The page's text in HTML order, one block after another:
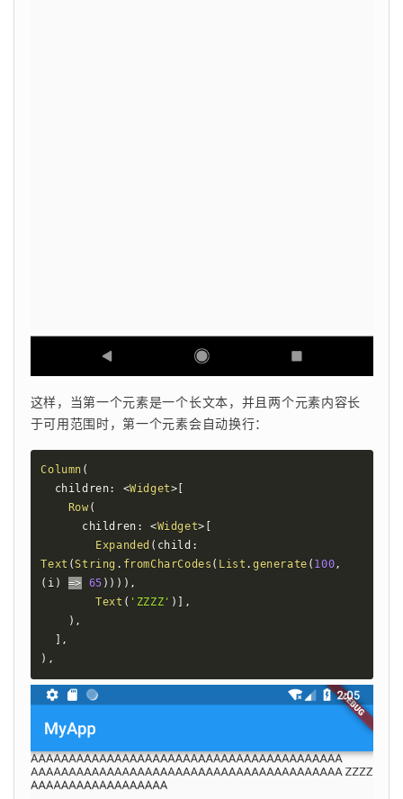
这样，当第一个元素是一个长文本，并且两个元素内容长
于可用范围时，第一个元素会自动换行：
Column (
  children
: <Widget>
Row (
      children
: <Widget>
Expanded ( child :
Text (String . fromCharCodes ( List . generate ( 100,
( i ) => 65 ) ) ) ) ,
Text ( 'ZZZZ' )
,
) ,
,
) ,